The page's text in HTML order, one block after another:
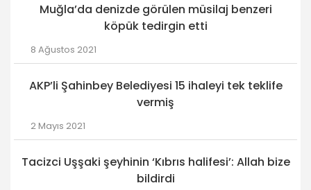
Muğla’da denizde görülen müsilaj benzeri
köpük tedirgin etti
8 Ağustos 2021
AKP’li Şahinbey Belediyesi 15 ihaleyi tek teklife
vermiş
2 Mayıs 2021
Tacizci Uşşaki şeyhinin ‘Kıbrıs halifesi’: Allah bize
bildirdi